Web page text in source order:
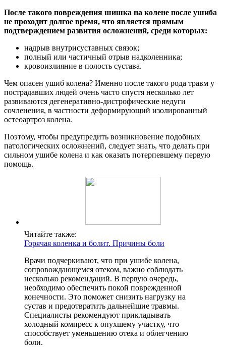
После такого повреждения шишка на колене после ушиба
не проходит долгое время, что является прямым
подтверждением развития осложнений, среди которых:
надрыв внутрисуставных связок;
полный или частичный отрыв надколенника;
кровоизлияние в полость сустава.
Чем опасен ушиб колена? Именно после такого рода травм у
пострадавших людей очень часто спустя несколько лет
развиваются дегенеративно-дистрофические недуги
сочленения, в частности деформирующий изолированный
остеоартроз колена.
Поэтому, чтобы предупредить возникновение подобных
патологических осложнений, следует знать, что делать при
сильном ушибе колена и как оказать потерпевшему первую
помощь.
Читайте также:
Горячая коленка и болит. Причины боли
Врачи подчеркивают, что при ушибе колена,
сопровождающемся отеком, важно соблюдать
несколько рекомендаций. В первую очередь,
необходимо обеспечить покой поврежденной
конечности. Это поможет снизить нагрузку на
сустав и предотвратить дальнейшие травмы.
Специалисты рекомендуют прикладывать
холодный компресс к опухшему участку, что
способствует уменьшению отека и облегчению
боли.